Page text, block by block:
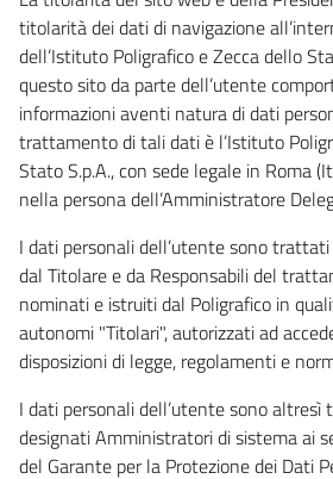
titolarità dei dati di navigazione
dell’Istituto Poligrafico e Zecca dello
questo sito da parte dell’utente
informazioni aventi natura di dati
trattamento di tali dati è l’Istituto
Stato S.p.A., con sede legale in Roma
nella persona dell’Amministratore
I dati personali dell’utente sono
dal Titolare e da Responsabili del
nominati e istruiti dal Poligrafico in
autonomi "Titolari", autorizzati ad
disposizioni di legge, regolamenti e
I dati personali dell’utente sono
designati Amministratori di sistema ai
del Garante per la Protezione dei Dati